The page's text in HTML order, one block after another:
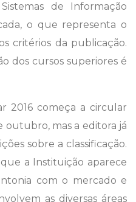
de Informação
o que representa o
critérios da publicação.
dos cursos superiores é
2016 começa a circular
outubro, mas a editora já
sobre a classificação.
a Instituição aparece
com o mercado e
as diversas áreas